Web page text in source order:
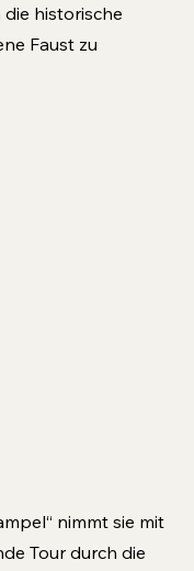
die historische
Faust zu
nimmt sie mit
Tour durch die